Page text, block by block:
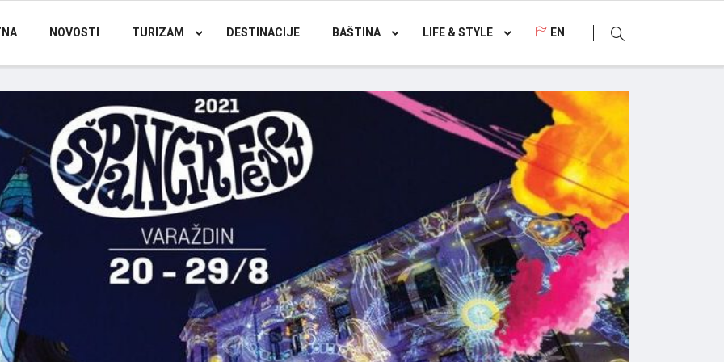
NOVOSTI TURIZAM DESTINACIJE BAŠTINA LIFE & STYLE EN